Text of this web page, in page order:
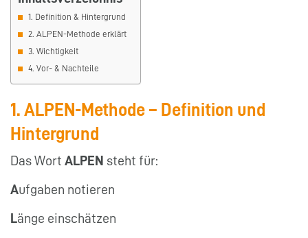
1. Definition & Hintergrund
2. ALPEN-Methode erklärt
3. Wichtigkeit
4. Vor- & Nachteile
1. ALPEN-Methode – Definition und
Hintergrund
Das Wort ALPEN steht für:
Aufgaben notieren
Länge einschätzen